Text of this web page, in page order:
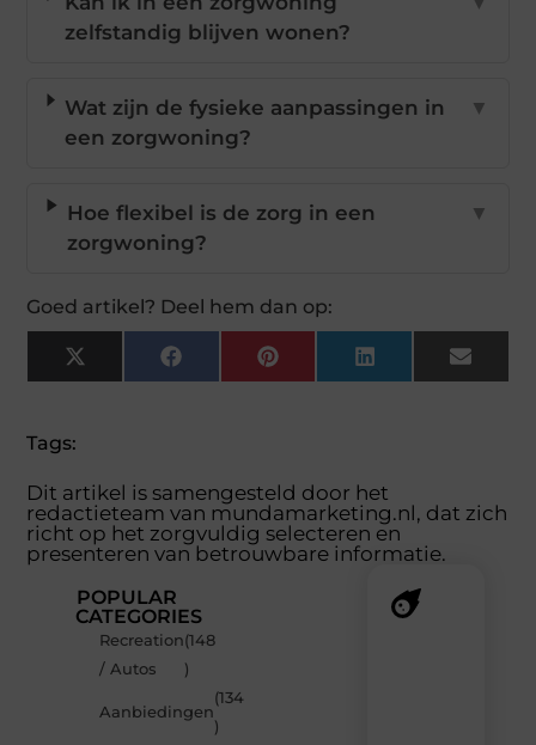
zelfstandig blijven wonen?
Wat zijn de fysieke aanpassingen in
een zorgwoning?
▼
Hoe flexibel is de zorg in een
zorgwoning?
▼
Goed artikel? Deel hem dan op:
X
(Twitter)
FacebookPinterestLinkedInEmail
Tags:
Dit artikel is samengesteld door het
redactieteam van mundamarketing.nl, dat zich
richt op het zorgvuldig selecteren en
presenteren van betrouwbare informatie.
POPULAR
CATEGORIES
Recreation
/ Autos
(148
)
Aanbiedingen
(134
)